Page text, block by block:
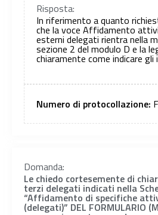
Risposta:
In riferimento a quanto
che la voce Affidamento
esterni delegati rientra nella
sezione 2 del modulo D e la
chiaramente come indicare gli
Numero di protocollazione:
Domanda:
Le chiedo cortesemente di
terzi delegati indicati nella
“Affidamento di specifiche
(delegati)” DEL FORMULARIO